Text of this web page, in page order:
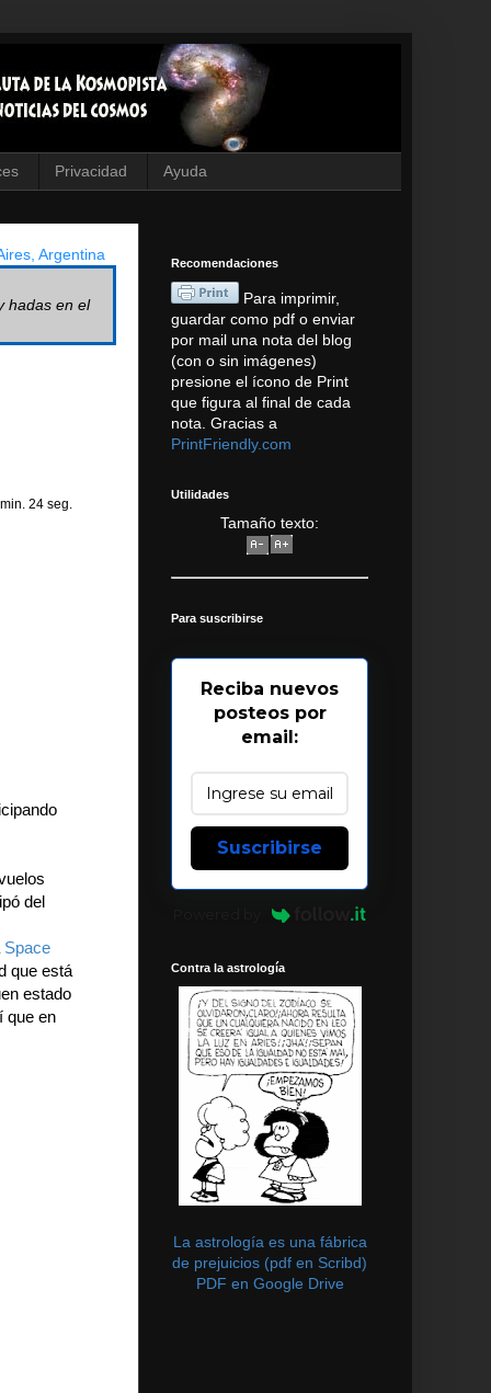
Privacidad Ayuda
Argentina
hadas en el
24 seg.
del
Space
que está
estado
que en
Recomendaciones
Para imprimir,
guardar como pdf o enviar
por mail una nota del blog
(con o sin imágenes)
presione el ícono de Print
que figura al final de cada
nota. Gracias a
PrintFriendly.com
Utilidades
Tamaño texto:
Para suscribirse
Reciba nuevos
posteos por
email:
Suscribirse
Contra la astrología
La astrología es una fábrica
de prejuicios (pdf en Scribd)
PDF en Google Drive